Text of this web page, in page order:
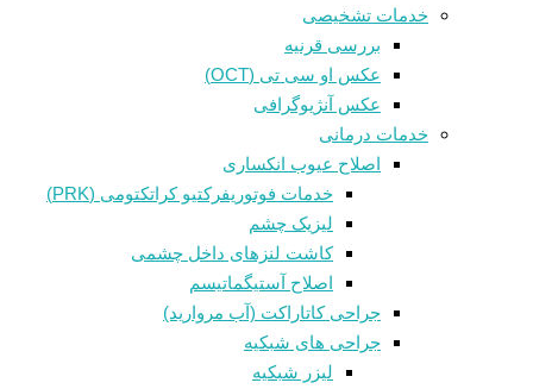
خدمات تشخیصی
بررسی قرنیه
عکس او سی تی (OCT)
عکس آنژیوگرافی
خدمات درمانی
اصلاح عیوب انکساری
خدمات فوتوريفرکتيو کراتکتومی (PRK)
لیزیک چشم
کاشت لنزهای داخل چشمی
اصلاح آستیگماتیسم
جراحی کاتاراکت (آب مروارید)
جراحی های شبکیه
لیزر شبکیه